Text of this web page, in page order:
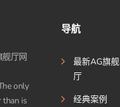
舰厅网
only
than is
导航
最新AG旗舰
厅
经典案例